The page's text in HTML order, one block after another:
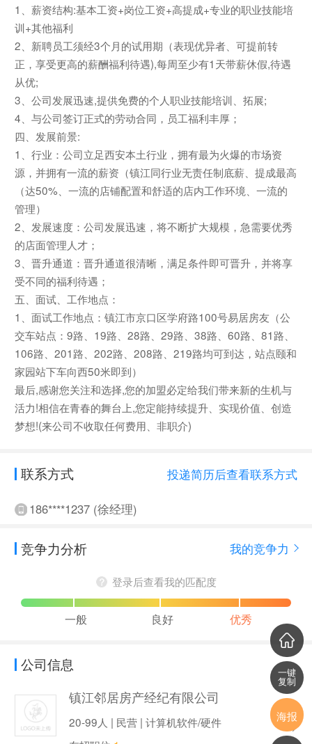
1、薪资结构:基本工资+岗位工资+高提成+专业的职业技能培
训+其他福利
2、新聘员工须经3个月的试用期（表现优异者、可提前转
正，享受更高的薪酬福利待遇),每周至少有1天带薪休假,待遇
从优;
3、公司发展迅速,提供免费的个人职业技能培训、拓展;
4、与公司签订正式的劳动合同，员工福利丰厚；
四、发展前景:
1、行业：公司立足西安本土行业，拥有最为火爆的市场资
源，并拥有一流的薪资（镇江同行业无责任制底薪、提成最高
（达50%、一流的店铺配置和舒适的店内工作环境、一流的
管理）
2、发展速度：公司发展迅速，将不断扩大规模，急需要优秀
的店面管理人才；
3、晋升通道：晋升通道很清晰，满足条件即可晋升，并将享
受不同的福利待遇；
五、面试、工作地点：
1、面试工作地点：镇江市京口区学府路100号易居房友（公
交车站点：9路、19路、28路、29路、38路、60路、81路、
106路、201路、202路、208路、219路均可到达，站点颐和
家园站下车向西50米即到）
最后,感谢您关注和选择,您的加盟必定给我们带来新的生机与
活力!相信在青春的舞台上,您定能持续提升、实现价值、创造
梦想!(来公司不收取任何费用、非职介)
联系方式 投递简历后查看联系方式
186****1237 (徐经理)
竞争力分析 我的竞争力
登录后查看我的匹配度
一般 良好 优秀
公司信息
镇江邻居房产经纪有限公司
20-99人 | 民营 | 计算机软件/硬件
一键
复制
海报